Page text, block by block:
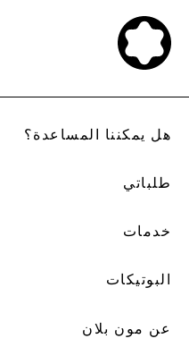
هل يمكننا المساعدة؟
طلباتي
خدمات
البوتيكات
عن مون بلان